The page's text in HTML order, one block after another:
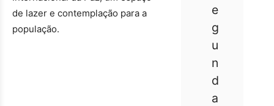
e
g
u
n
d
a
de lazer e contemplação para a
população.